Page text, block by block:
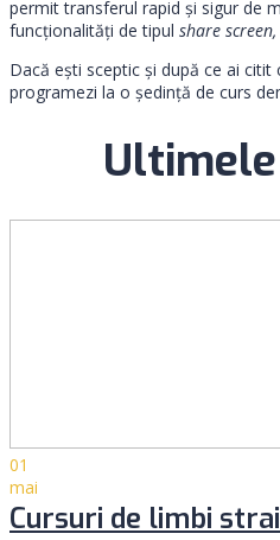
permit transferul rapid și sigur de
funcționalități de tipul share screen,
Dacă ești sceptic și după ce ai
programezi la o ședință de curs
01
mai
Cursuri de limbi